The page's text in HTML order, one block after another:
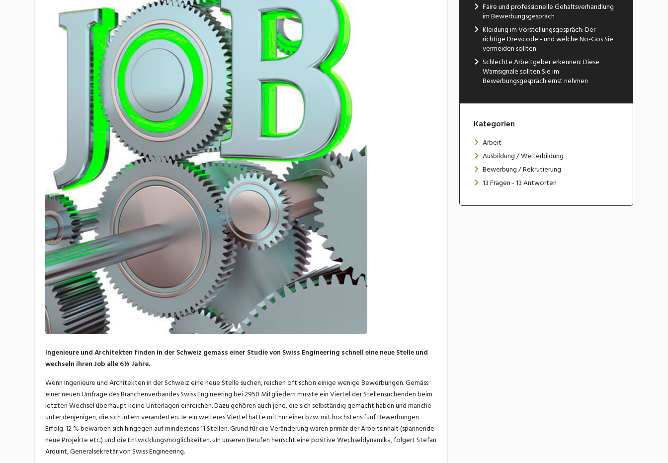
Ingenieure und Architekten finden in der Schweiz gemäss einer Studie von Swiss Engineering schnell eine neue Stelle und
wechseln ihren Job alle 6½ Jahre.
Wenn Ingenieure und Architekten in der Schweiz eine neue Stelle suchen, reichen oft schon einige wenige Bewerbungen. Gemäss
einer neuen Umfrage des Branchenverbandes Swiss Engineering bei 2950 Mitgliedern musste ein Viertel der Stellensuchenden beim
letzten Wechsel überhaupt keine Unterlagen einreichen. Dazu gehören auch jene, die sich selbständig gemacht haben und manche
unter denjenigen, die sich intern veränderten. Je ein weiteres Viertel hatte mit nur einer bzw. mit höchstens fünf Bewerbungen
Erfolg. 12 % bewarben sich hingegen auf mindestens 11 Stellen. Grund für die Veränderung waren primär der Arbeitsinhalt (spannende
neue Projekte etc.) und die Entwicklungsmöglichkeiten. «In unseren Berufen herrscht eine positive Wechseldynamik», folgert Stefan
Arquint, Generalsekretär von Swiss Engineering.
Faire und professionelle Gehaltsverhandlung
im Bewerbungsgespräch
Kleidung im Vorstellungsgespräch: Der
richtige Dresscode - und welche No-Gos Sie
vermeiden sollten
Schlechte Arbeitgeber erkennen: Diese
Warnsignale sollten Sie im
Bewerbungsgespräch ernst nehmen
Kategorien
Arbeit
Ausbildung / Weiterbildung
Bewerbung / Rekrutierung
13 Fragen - 13 Antworten